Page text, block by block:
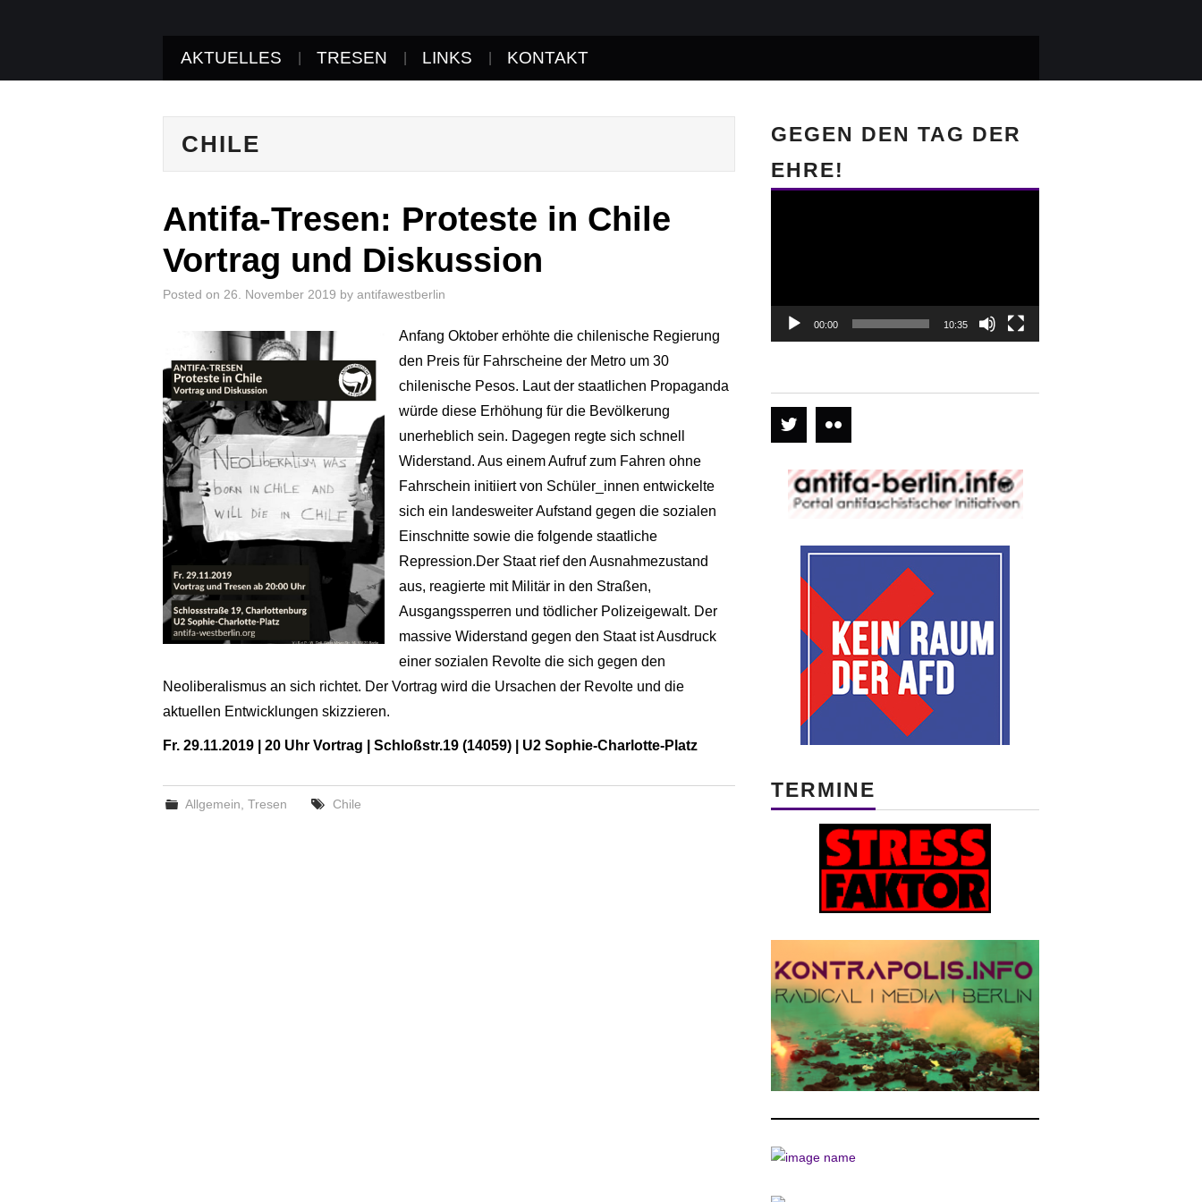
AKTUELLES TRESEN LINKS KONTAKT
CHILE
Antifa-Tresen: Proteste in Chile
Vortrag und Diskussion
Posted on 26. November 2019 by antifawestberlin
Anfang Oktober erhöhte die chilenische Regierung
den Preis für Fahrscheine der Metro um 30
chilenische Pesos. Laut der staatlichen Propaganda
würde diese Erhöhung für die Bevölkerung
unerheblich sein. Dagegen regte sich schnell
Widerstand. Aus einem Aufruf zum Fahren ohne
Fahrschein initiiert von Schüler_innen entwickelte
sich ein landesweiter Aufstand gegen die sozialen
Einschnitte sowie die folgende staatliche
Repression.Der Staat rief den Ausnahmezustand
aus, reagierte mit Militär in den Straßen,
Ausgangssperren und tödlicher Polizeigewalt. Der
massive Widerstand gegen den Staat ist Ausdruck
einer sozialen Revolte die sich gegen den
Neoliberalismus an sich richtet. Der Vortrag wird die Ursachen der Revolte und die
aktuellen Entwicklungen skizzieren.
Fr. 29.11.2019 | 20 Uhr Vortrag | Schloßstr.19 (14059) | U2 Sophie-Charlotte-Platz
Allgemein ,Tresen Chile
GEGEN DEN TAG DER
EHRE!
00:00 10:35
TERMINE